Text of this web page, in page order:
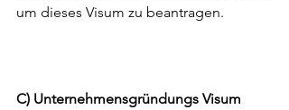
um dieses Visum zu beantragen.
C) Unternehmensgründungs Visum